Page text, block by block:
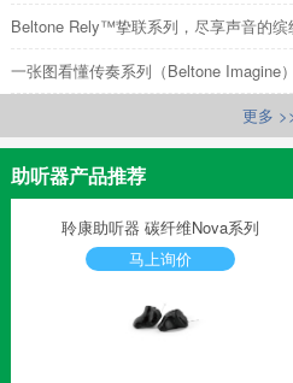
Beltone Rely™挚联系列，尽享声音的缤
一张图看懂传奏系列（Beltone Imagine）
更多
助听器产品推荐
聆康助听器 碳纤维Nova系列
马上询价